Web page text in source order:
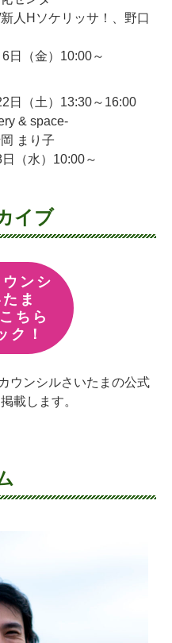
ソケリッサ！、野口
金）10:00～
土）13:30～16:00
space-
まり子
水）10:00～
イブ
ンシ
ま
ちら
ク！
ウンシルさいたまの公式
載します。